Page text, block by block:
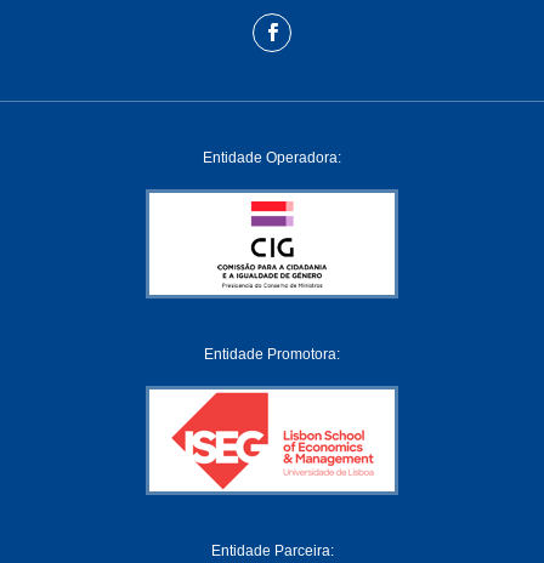
Entidade Operadora:
Entidade Promotora:
Entidade Parceira: